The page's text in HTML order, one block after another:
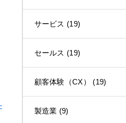
サービス (19)
セールス (19)
顧客体験（CX） (19)
製造業 (9)